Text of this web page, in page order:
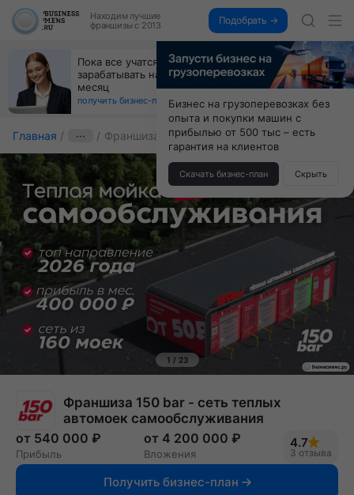
Находим лучшие
франшизы с 2013
Подобрать →
Пока все учатся пользоваться ИИ, вы можете
зарабатывать на их обучении по 500 тыс. каждый
месяц
получить бизнес-план ↓
Главная ··· Франшиза 150 bar
1 / 23
Франшиза 150 bar - сеть теплых
автомоек самообслуживания
от 540 000 ₽
Прибыль
от 4 200 000 ₽
Вложения
4.7
3 отзыва
Получить бизнес-план
Бизнес на грузоперевозках без
опыта и покупки машин с
прибылью от 500 тыс – есть
гарантия на клиентов
Скачать бизнес-план Скрыть